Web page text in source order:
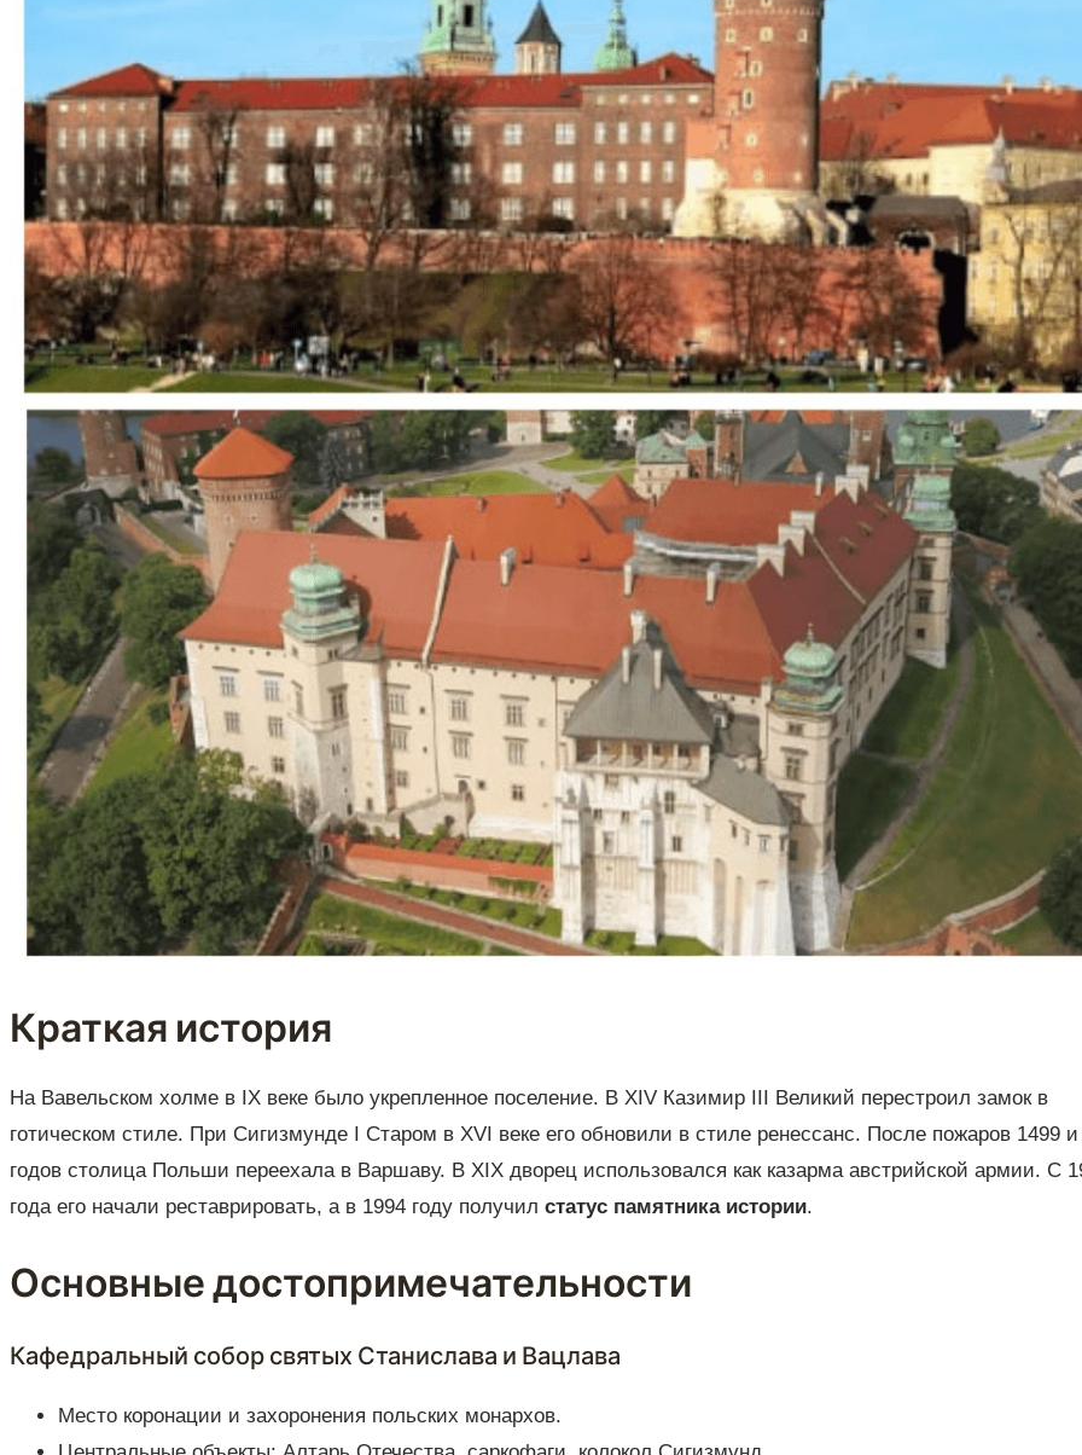
Краткая история
На Вавельском холме в IX веке было укрепленное поселение. В XIV Казимир III Великий перестроил замок в
готическом стиле. При Сигизмунде I Старом в XVI веке его обновили в стиле ренессанс. После пожаров 1499 и
годов столица Польши переехала в Варшаву. В XIX дворец использовался как казарма австрийской армии. С
года его начали реставрировать, а в 1994 году получил статус памятника истории.
Основные достопримечательности
Кафедральный собор святых Станислава и Вацлава
Место коронации и захоронения польских монархов.